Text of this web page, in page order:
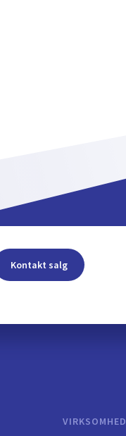
Kontakt salg
VIRKSOMHED